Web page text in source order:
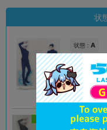
状
状態 : A
オンライン
品切状態
状態 :未開